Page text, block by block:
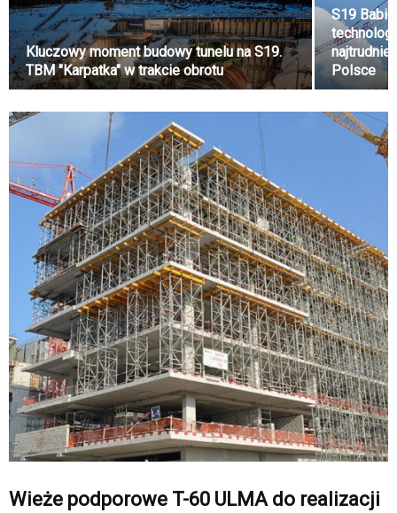
Kluczowy moment budowy tunelu na S19.
TBM "Karpatka" w trakcie obrotu
S19
Polsce
Wieże podporowe T-60 ULMA do realizacji